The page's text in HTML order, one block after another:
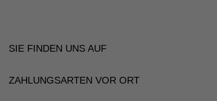
SIE FINDEN UNS AUF
ZAHLUNGSARTEN VOR ORT